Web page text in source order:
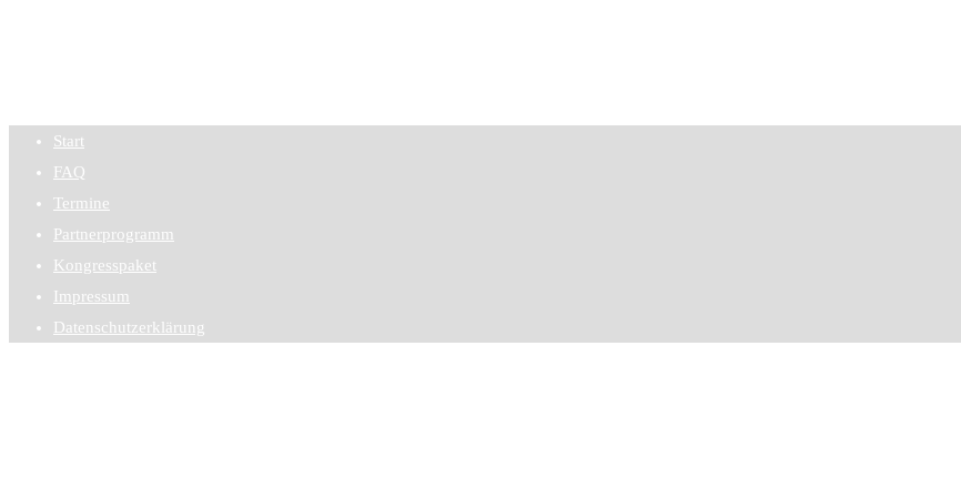
Start
FAQ
Termine
Partnerprogramm
Kongresspaket
Impressum
Datenschutzerklärung